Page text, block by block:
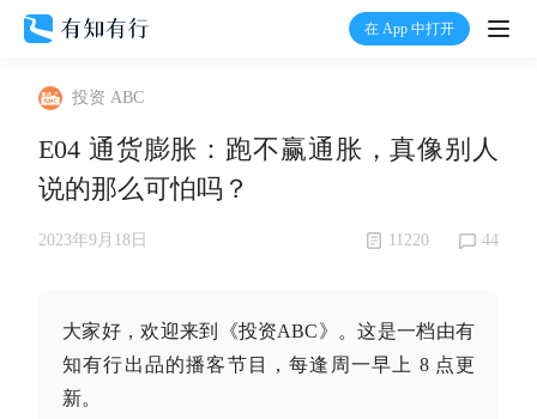
在 App 中打开
打
温度计
投资 ABC
E04 通货膨胀：跑不赢通胀，真像别人
说的那么可怕吗？
2023年9月18日 11220 44
大家好，欢迎来到《投资ABC》。这是一档由有
知有行出品的播客节目，每逢周一早上 8 点更
新。